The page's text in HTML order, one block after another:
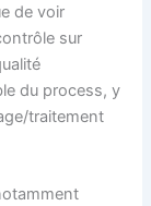
de voir
sur
du process, y
traitement